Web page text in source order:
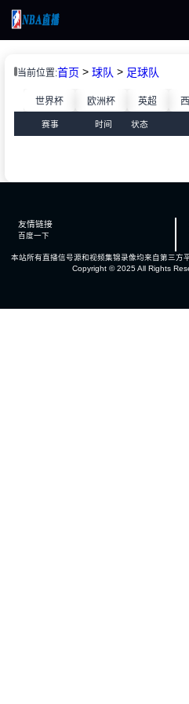
播
播
闻
像
当前位置:首页 > 球队 > 足球队
世界杯 欧洲杯 英超
赛事 时间 状态
友情链接
百度一下
本站所有直播信号源和视频集锦录像均来自第三方
Copyright © 2025 All Rights